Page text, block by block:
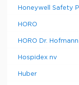
Honeywell Safety
HORO
HORO Dr. Hofmann
Hospidex nv
Huber